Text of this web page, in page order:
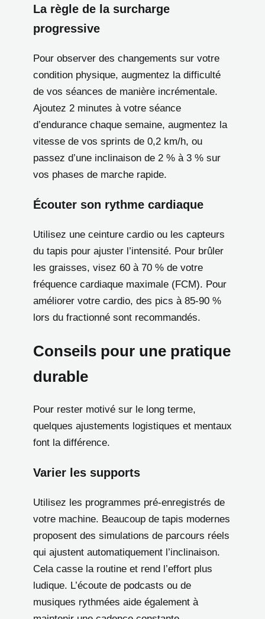
La règle de la surcharge
progressive
Pour observer des changements sur votre
condition physique, augmentez la difficulté
de vos séances de manière incrémentale.
Ajoutez 2 minutes à votre séance
d’endurance chaque semaine, augmentez la
vitesse de vos sprints de 0,2 km/h, ou
passez d’une inclinaison de 2 % à 3 % sur
vos phases de marche rapide.
Écouter son rythme cardiaque
Utilisez une ceinture cardio ou les capteurs
du tapis pour ajuster l’intensité. Pour brûler
les graisses, visez 60 à 70 % de votre
fréquence cardiaque maximale (FCM). Pour
améliorer votre cardio, des pics à 85-90 %
lors du fractionné sont recommandés.
Conseils pour une pratique
durable
Pour rester motivé sur le long terme,
quelques ajustements logistiques et mentaux
font la différence.
Varier les supports
Utilisez les programmes pré-enregistrés de
votre machine. Beaucoup de tapis modernes
proposent des simulations de parcours réels
qui ajustent automatiquement l’inclinaison.
Cela casse la routine et rend l’effort plus
ludique. L’écoute de podcasts ou de
musiques rythmées aide également à